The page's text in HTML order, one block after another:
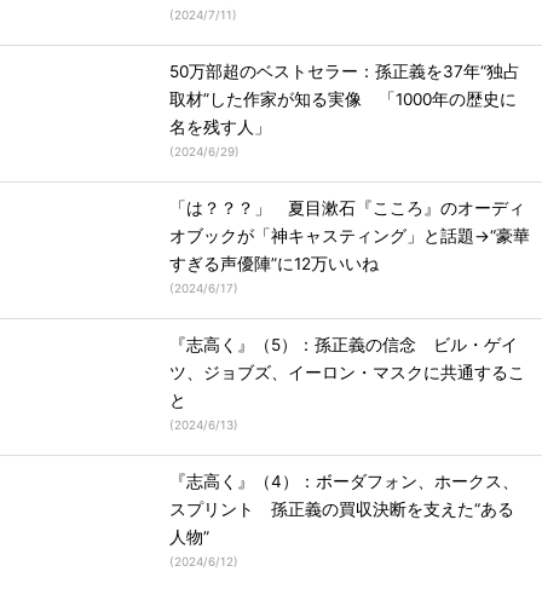
(2024/7/11)
50万部超のベストセラー：孫正義を37年“独占
取材”した作家が知る実像 「1000年の歴史に
名を残す人」
(2024/6/29)
「は？？？」 夏目漱石『こころ』のオーディ
オブックが「神キャスティング」と話題→“豪華
すぎる声優陣”に12万いいね
(2024/6/17)
『志高く』（5）：孫正義の信念 ビル・ゲイ
ツ、ジョブズ、イーロン・マスクに共通するこ
と
(2024/6/13)
『志高く』（4）：ボーダフォン、ホークス、
スプリント 孫正義の買収決断を支えた“ある
人物”
(2024/6/12)